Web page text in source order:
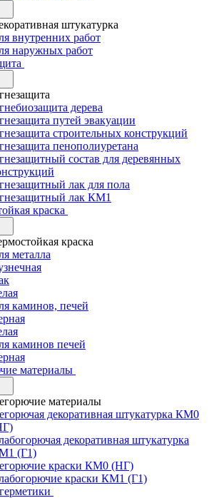
штукатурка
внутренних работ
наружных работ
дерева
путей эвакуации
строительных конструкций
пенополиуретана
состав для деревянных
лак для пола
лак КМ1
краска
краска
металла
каминов, печей
каминов печей
материалы
материалы
декоративная штукатурка КМ0
декоративная штукатурка
(Г1)
краски КМ0 (НГ)
краски КМ1 (Г1)